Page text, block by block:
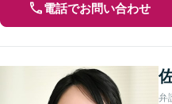
電話でお問い合わせ
弁